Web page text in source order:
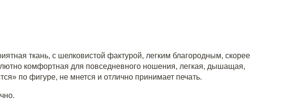
ткань, с шелковистой фактурой, легким благородным, скорее
комфортная для повседневного ношения, легкая, дышащая,
по фигуре, не мнется и отлично принимает печать.